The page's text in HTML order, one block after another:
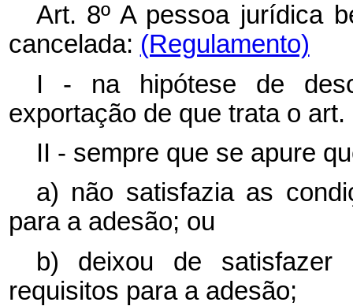
Art. 8º A pessoa jurídica
cancelada: (Regulamento)
I - na hipótese de
exportação de que trata o art.
II - sempre que se apure
a) não satisfazia as
para a adesão; ou
b) deixou de
requisitos para a adesão;